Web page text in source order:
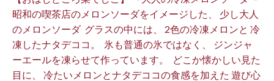
昭和の喫茶店のメロンソーダをイメージした、 少し大人
のメロンソーダ ⁡ グラスの中には、 2色の冷凍メロンと 冷
凍したナタデココ。 ⁡ 氷も普通の氷ではなく、 ジンジャ
ーエールを凍らせて作っています。 ⁡ どこか懐かしい見た
目に、 冷たいメロンとナタデココの食感を加えた 遊び心